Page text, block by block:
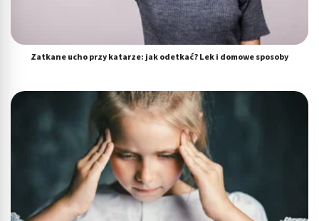
Zatkane ucho przy katarze: jak odetkać? Lek i domowe sposoby